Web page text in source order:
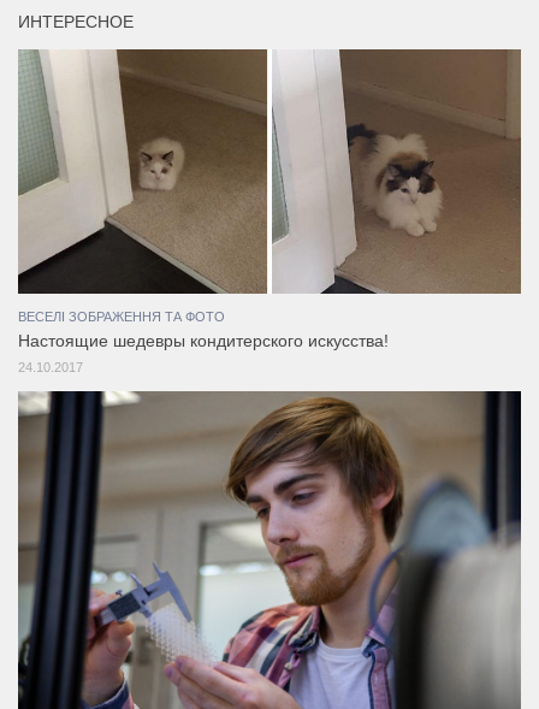
ИНТЕРЕСНОЕ
ВЕСЕЛІ ЗОБРАЖЕННЯ ТА ФОТО
Настоящие шедевры кондитерского искусства!
24.10.2017